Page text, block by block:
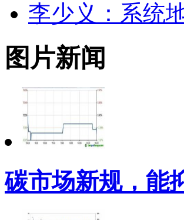
李少义：系统
图片新闻
碳市场新规，能